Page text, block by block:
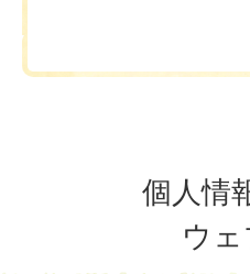
個人情
ウ